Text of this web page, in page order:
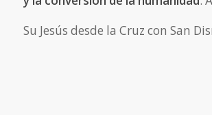
Su Jesús desde la Cruz con San